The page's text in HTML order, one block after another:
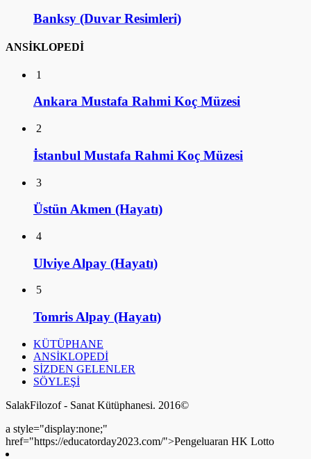
Banksy (Duvar Resimleri)
ANSİKLOPEDİ
1
Ankara Mustafa Rahmi Koç Müzesi
2
İstanbul Mustafa Rahmi Koç Müzesi
3
Üstün Akmen (Hayatı)
4
Ulviye Alpay (Hayatı)
5
Tomris Alpay (Hayatı)
KÜTÜPHANE
ANSİKLOPEDİ
SİZDEN GELENLER
SÖYLEŞİ
SalakFilozof - Sanat Kütüphanesi. 2016©
a style="display:none;"
href="https://educatorday2023.com/">Pengeluaran HK Lotto